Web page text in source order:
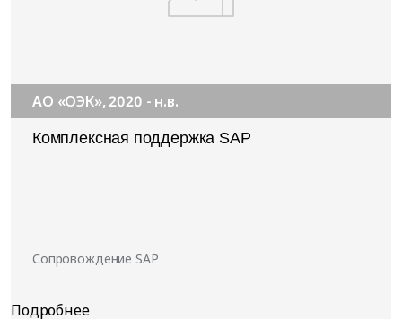
АО «ОЭК», 2020 - н.в.
Комплексная поддержка SAP
Сопровождение SAP